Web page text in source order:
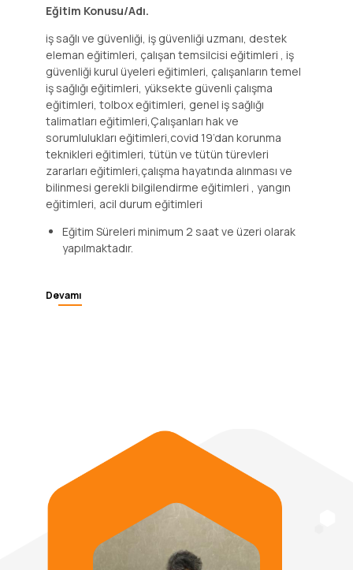
Eğitim Konusu/Adı.
iş sağlı ve güvenliği, iş güvenliği uzmanı, destek
eleman eğitimleri, çalışan temsilcisi eğitimleri , iş
güvenliği kurul üyeleri eğitimleri, çalışanların temel
iş sağlığı eğitimleri, yüksekte güvenli çalışma
eğitimleri, tolbox eğitimleri, genel iş sağlığı
talimatları eğitimleri,Çalışanları hak ve
sorumlulukları eğitimleri,covid 19’dan korunma
teknikleri eğitimleri, tütün ve tütün türevleri
zararları eğitimleri,çalışma hayatında alınması ve
bilinmesi gerekli bilgilendirme eğitimleri , yangın
eğitimleri, acil durum eğitimleri
Eğitim Süreleri minimum 2 saat ve üzeri olarak
yapılmaktadır.
Devamı